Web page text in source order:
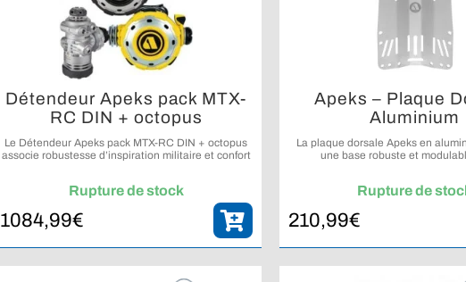
Détendeur Apeks pack MTX-
RC DIN + octopus
Le Détendeur Apeks pack MTX-RC DIN + octopus
associe robustesse d’inspiration militaire et confort
Rupture de stock
1084,99€
Apeks – Plaque
Aluminium
La plaque dorsale Apeks en
une base robuste et
Rupture de
210,99€